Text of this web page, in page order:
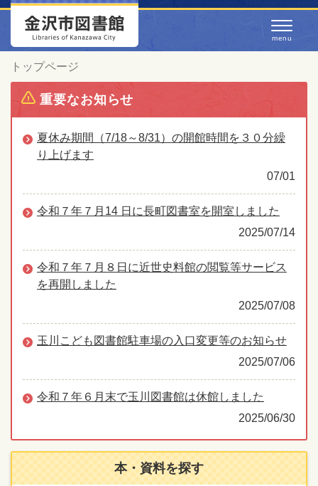
トップページ
重要なお知らせ
夏休み期間（7/18～8/31）の開館時間を３０分繰
り上げます
07/01
令和７年７月14 日に長町図書室を開室しました
2025/07/14
令和７年７月８日に近世史料館の閲覧等サービス
を再開しました
2025/07/08
玉川こども図書館駐車場の入口変更等のお知らせ
2025/07/06
令和７年６月末で玉川図書館は休館しました
2025/06/30
本・資料を探す